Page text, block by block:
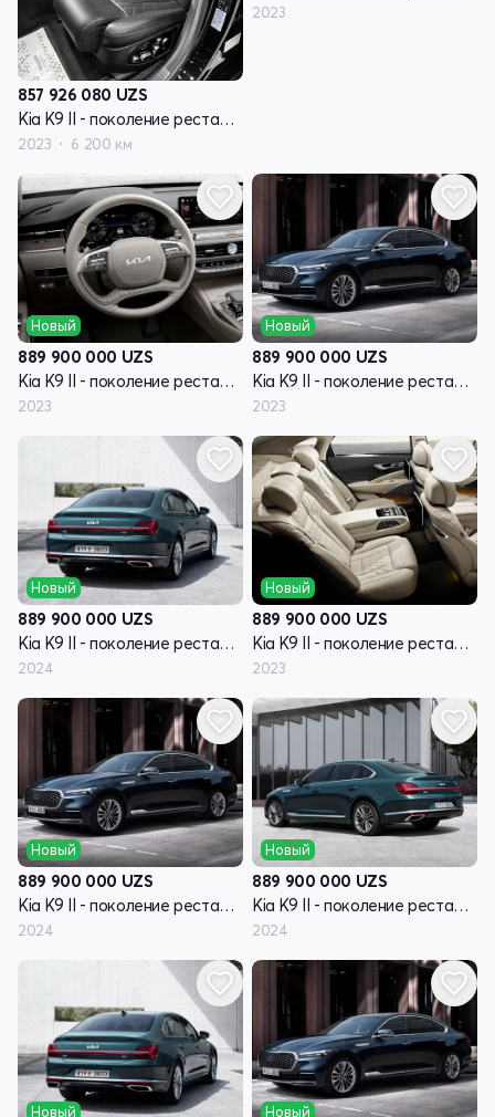
857 926 080 UZS
Kia K9 II - поколение рестайлинг RJ
2023 6 200 км
2023
Новый
889 900 000 UZS
Kia K9 II - поколение рестайлинг RJ
2023
Новый
889 900 000 UZS
Kia K9 II - поколение рестайлинг RJ
2023
Новый
889 900 000 UZS
Kia K9 II - поколение рестайлинг RJ
2024
Новый
889 900 000 UZS
Kia K9 II - поколение рестайлинг RJ
2023
Новый
889 900 000 UZS
Kia K9 II - поколение рестайлинг RJ
2024
Новый
889 900 000 UZS
Kia K9 II - поколение рестайлинг RJ
2024
Новый Новый